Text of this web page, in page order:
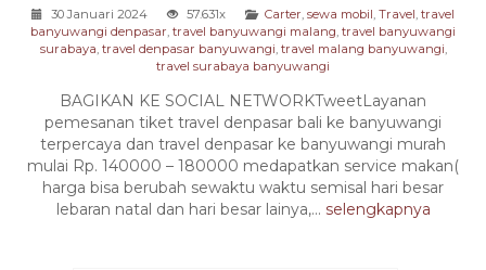
30 Januari 2024 57.631x Carter sewa mobil Travel travel
banyuwangi denpasar travel banyuwangi malang travel banyuwangi
surabaya travel denpasar banyuwangi travel malang banyuwangi
travel surabaya banyuwangi
BAGIKAN KE SOCIAL NETWORKTweetLayanan
pemesanan tiket travel denpasar bali ke banyuwangi
terpercaya dan travel denpasar ke banyuwangi murah
mulai Rp. 140000 – 180000 medapatkan service makan(
harga bisa berubah sewaktu waktu semisal hari besar
lebaran natal dan hari besar lainya,... selengkapnya